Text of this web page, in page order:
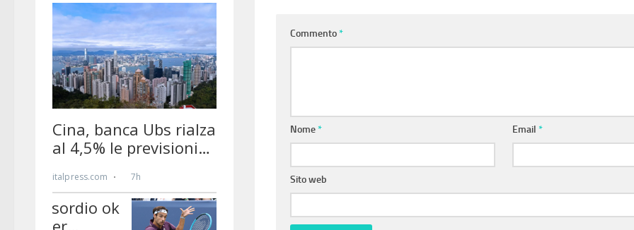
Commento*
Nome* Email*
Sito web